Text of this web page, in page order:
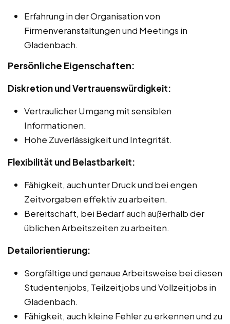
Erfahrung in der Organisation von
Firmenveranstaltungen und Meetings in
Gladenbach.
Persönliche Eigenschaften:
Diskretion und Vertrauenswürdigkeit:
Vertraulicher Umgang mit sensiblen
Informationen.
Hohe Zuverlässigkeit und Integrität.
Flexibilität und Belastbarkeit:
Fähigkeit, auch unter Druck und bei engen
Zeitvorgaben effektiv zu arbeiten.
Bereitschaft, bei Bedarf auch außerhalb der
üblichen Arbeitszeiten zu arbeiten.
Detailorientierung:
Sorgfältige und genaue Arbeitsweise bei diesen
Studentenjobs, Teilzeitjobs und Vollzeitjobs in
Gladenbach.
Fähigkeit, auch kleine Fehler zu erkennen und zu